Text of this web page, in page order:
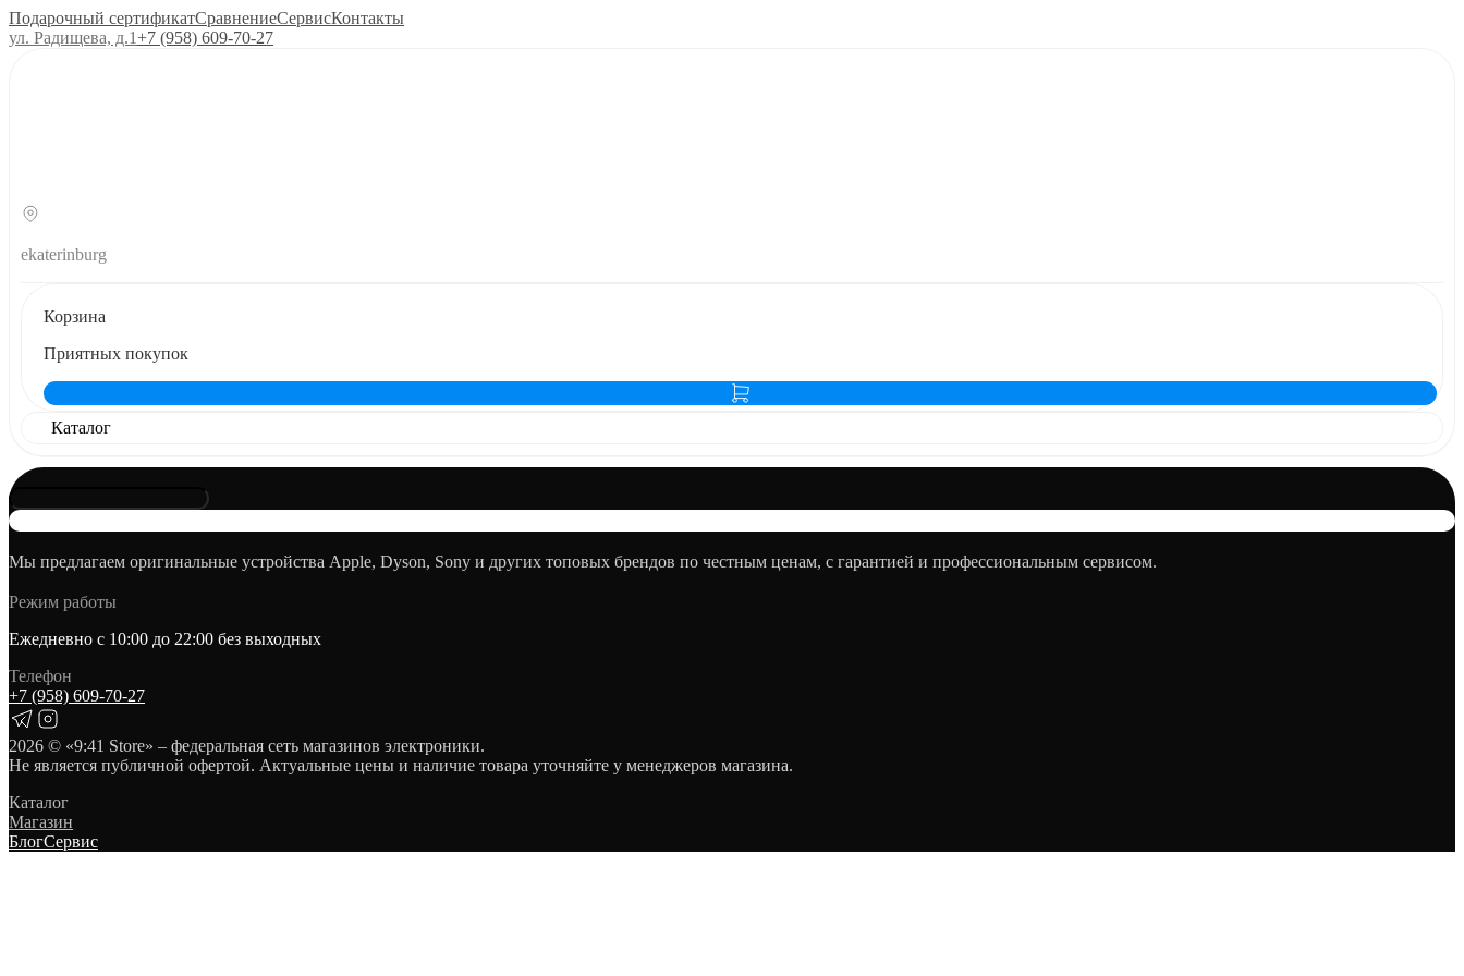
Подарочный сертификатСравнениеСервисКонтакты
ул. Радищева, д.1+7 (958) 609‑70‑27
ekaterinburg
Корзина
Приятных покупок
Каталог
Мы предлагаем оригинальные устройства Apple, Dyson, Sony и других топовых брендов по честным ценам, с гарантией и профессиональным сервисом.
Режим работы
Ежедневно с 10:00 до 22:00 без выходных
Телефон
+7 (958) 609‑70‑27
2026 © «9:41 Store» – федеральная сеть магазинов электроники.
Не является публичной офертой. Актуальные цены и наличие товара уточняйте у менеджеров магазина.
Каталог
Магазин
БлогСервис